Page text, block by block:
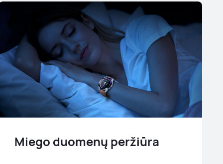
Miego duomenų peržiūra